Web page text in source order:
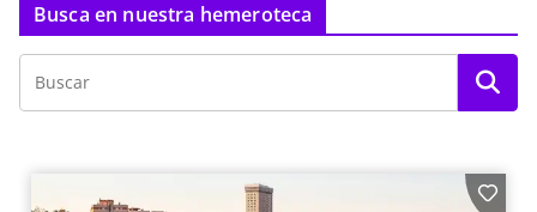
Busca en nuestra hemeroteca